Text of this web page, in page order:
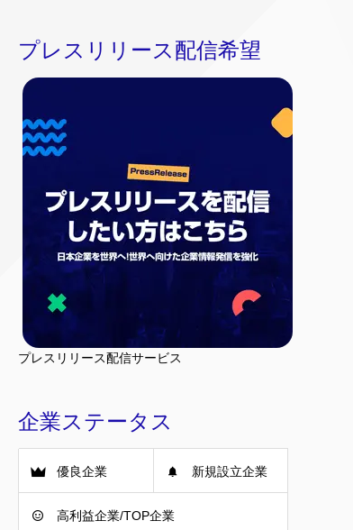
プレスリリース配信希望
プレスリリース配信サービス
企業ステータス
優良企業 新規設立企業
高利益企業/TOP企業